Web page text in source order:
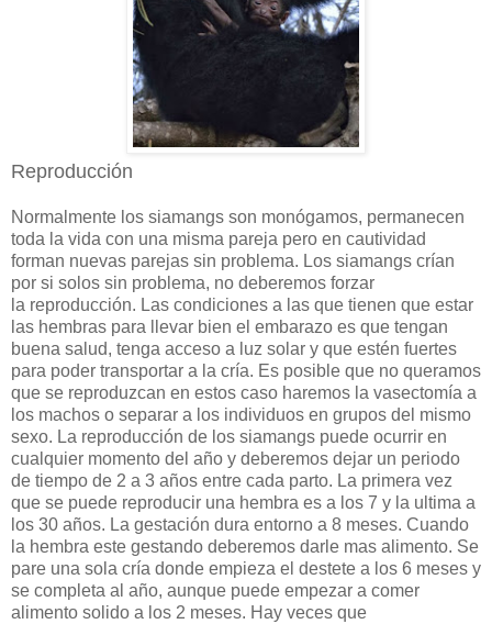
Reproducción
Normalmente los siamangs son monógamos, permanecen
toda la vida con una misma pareja pero en cautividad
forman nuevas parejas sin problema. Los siamangs crían
por si solos sin problema, no deberemos forzar
la reproducción. Las condiciones a las que tienen que estar
las hembras para llevar bien el embarazo es que tengan
buena salud, tenga acceso a luz solar y que estén fuertes
para poder transportar a la cría. Es posible que no queramos
que se reproduzcan en estos caso haremos la vasectomía a
los machos o separar a los individuos en grupos del mismo
sexo. La reproducción de los siamangs puede ocurrir en
cualquier momento del año y deberemos dejar un periodo
de tiempo de 2 a 3 años entre cada parto. La primera vez
que se puede reproducir una hembra es a los 7 y la ultima a
los 30 años. La gestación dura entorno a 8 meses. Cuando
la hembra este gestando deberemos darle mas alimento. Se
pare una sola cría donde empieza el destete a los 6 meses y
se completa al año, aunque puede empezar a comer
alimento solido a los 2 meses. Hay veces que